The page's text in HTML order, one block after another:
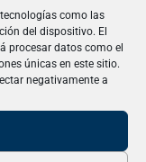
como las
del dispositivo. El
procesar datos como el
únicas en este sitio.
negativamente a